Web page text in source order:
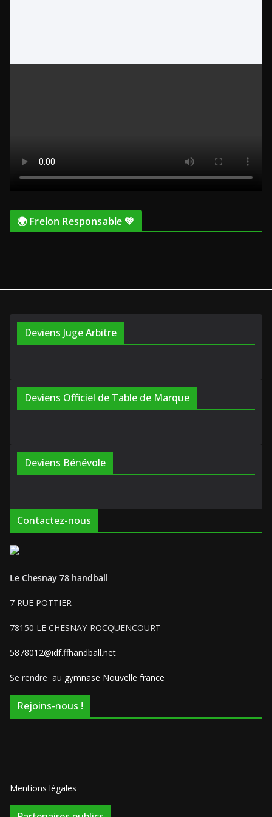
🌍 Frelon Responsable 💚
Deviens Juge Arbitre
Deviens Officiel de Table de Marque
Deviens Bénévole
Contactez-nous
Le Chesnay 78 handball
7 RUE POTTIER
78150 LE CHESNAY-ROCQUENCOURT
5878012@idf.ffhandball.net
Se rendre au gymnase Nouvelle france
Rejoins-nous !
Mentions légales